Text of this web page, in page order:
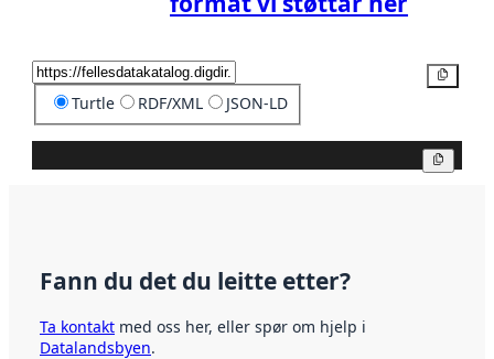
Turtle RDF/XML JSON-LD
Fann du det du leitte etter?
Ta kontakt med oss her, eller spør om hjelp i
Datalandsbyen.